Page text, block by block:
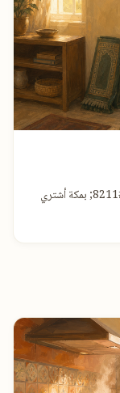
قال الحسن البصري : وقفت على بزَّاز – بائع قماش &#8211; بمكة أشتري